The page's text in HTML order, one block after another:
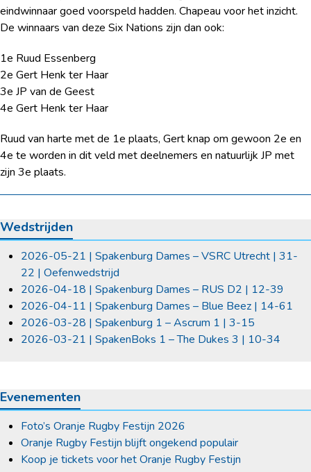
eindwinnaar goed voorspeld hadden. Chapeau voor het inzicht.
De winnaars van deze Six Nations zijn dan ook:
1e Ruud Essenberg
2e Gert Henk ter Haar
3e JP van de Geest
4e Gert Henk ter Haar
Ruud van harte met de 1e plaats, Gert knap om gewoon 2e en
4e te worden in dit veld met deelnemers en natuurlijk JP met
zijn 3e plaats.
Wedstrijden
2026-05-21 | Spakenburg Dames – VSRC Utrecht | 31-
22 | Oefenwedstrijd
2026-04-18 | Spakenburg Dames – RUS D2 | 12-39
2026-04-11 | Spakenburg Dames – Blue Beez | 14-61
2026-03-28 | Spakenburg 1 – Ascrum 1 | 3-15
2026-03-21 | SpakenBoks 1 – The Dukes 3 | 10-34
Evenementen
Foto’s Oranje Rugby Festijn 2026
Oranje Rugby Festijn blijft ongekend populair
Koop je tickets voor het Oranje Rugby Festijn